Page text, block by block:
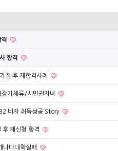
격
합격
절 후 재합격사례
기체류/시민권자녀
비자 취득성공 Story
재신청 합격
나다대학실패